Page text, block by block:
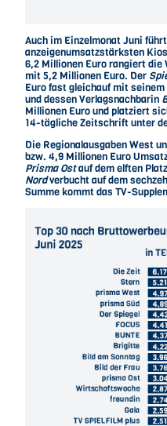
Auch im Einzelmonat Juni
anzeigenumsatzstärksten
6,2 Millionen Euro rangiert die
mit 5,2 Millionen Euro. Der
Euro fast gleichauf mit
und dessen Verlagsnachbarin
Millionen Euro und platziert
14-tägliche Zeitschrift unter
Die Regionalausgaben West
bzw. 4,9 Millionen Euro
Prisma Ostauf dem elften
Nordverbucht auf dem
Summe kommt das TV-